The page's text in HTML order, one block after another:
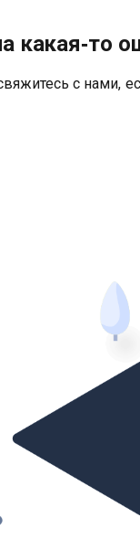
какая‑то
с нами,